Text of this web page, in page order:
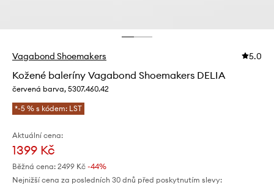
Vagabond Shoemakers 5.0
Kožené baleríny Vagabond Shoemakers DELIA
červená barva, 5307.460.42
*-5 % s kódem: LST
Aktuální cena:
1399 Kč
Běžná cena: 2499 Kč -44%
Nejnižší cena za posledních 30 dnů před poskytnutím slevy: